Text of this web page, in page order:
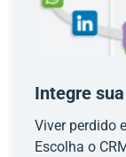
Integre
Viver perdido
Escolha o